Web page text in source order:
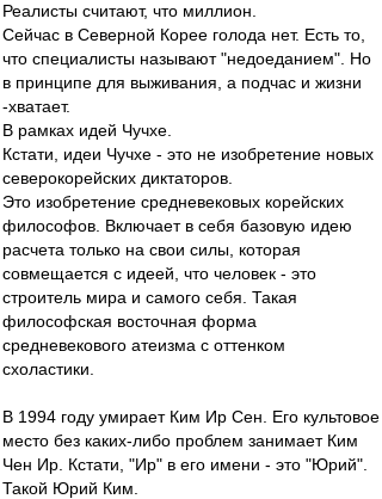
Реалисты считают, что миллион.
Сейчас в Северной Корее голода нет. Есть то,
что специалисты называют "недоеданием". Но
в принципе для выживания, а подчас и жизни
-хватает.
В рамках идей Чучхе.
Кстати, идеи Чучхе - это не изобретение новых
северокорейских диктаторов.
Это изобретение средневековых корейских
философов. Включает в себя базовую идею
расчета только на свои силы, которая
совмещается с идеей, что человек - это
строитель мира и самого себя. Такая
философская восточная форма
средневекового атеизма с оттенком
схоластики.
В 1994 году умирает Ким Ир Сен. Его культовое
место без каких-либо проблем занимает Ким
Чен Ир. Кстати, "Ир" в его имени - это "Юрий".
Такой Юрий Ким.